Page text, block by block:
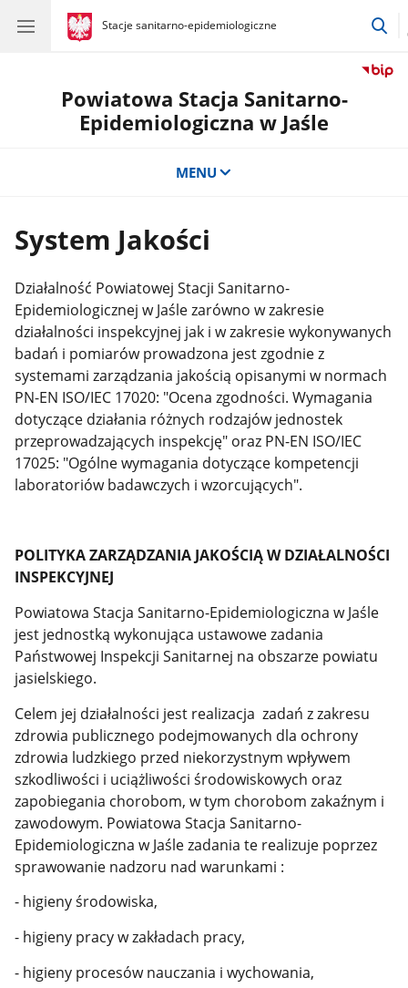
gov.pl
Stacje sanitarno-epidemiologiczne
gov.pl
Stacje
Powiatowa Stacja Sanitarno-
Epidemiologiczna w Jaśle
MENU
System Jakości
Działalność Powiatowej Stacji Sanitarno-
Epidemiologicznej w Jaśle zarówno w zakresie
działalności inspekcyjnej jak i w zakresie wykonywanych
badań i pomiarów prowadzona jest zgodnie z
systemami zarządzania jakością opisanymi w normach
PN-EN ISO/IEC 17020: "Ocena zgodności. Wymagania
dotyczące działania różnych rodzajów jednostek
przeprowadzających inspekcję" oraz PN-EN ISO/IEC
17025: "Ogólne wymagania dotyczące kompetencji
laboratoriów badawczych i wzorcujących".
POLITYKA ZARZĄDZANIA JAKOŚCIĄ W DZIAŁALNOŚCI
INSPEKCYJNEJ
Powiatowa Stacja Sanitarno-Epidemiologiczna w Jaśle
jest jednostką wykonująca ustawowe zadania
Państwowej Inspekcji Sanitarnej na obszarze powiatu
jasielskiego.
Celem jej działalności jest realizacja zadań z zakresu
zdrowia publicznego podejmowanych dla ochrony
zdrowia ludzkiego przed niekorzystnym wpływem
szkodliwości i uciążliwości środowiskowych oraz
zapobiegania chorobom, w tym chorobom zakaźnym i
zawodowym. Powiatowa Stacja Sanitarno-
Epidemiologiczna w Jaśle zadania te realizuje poprzez
sprawowanie nadzoru nad warunkami :
- higieny środowiska,
- higieny pracy w zakładach pracy,
- higieny procesów nauczania i wychowania,